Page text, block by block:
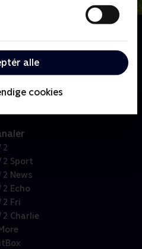
alle
cookies
og livslyst hos de
med Downs syndrom.
2
2 Sport
2 News
2 Echo
2 Fri
2 Charlie